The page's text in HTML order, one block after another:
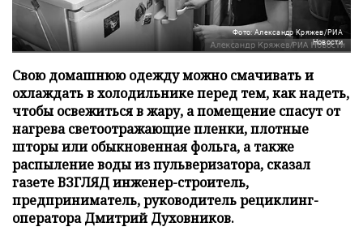
Фото: Александр Кряжев/РИА
Новости
Свою домашнюю одежду можно смачивать и
охлаждать в холодильнике перед тем, как надеть,
чтобы освежиться в жару, а помещение спасут от
нагрева светоотражающие пленки, плотные
шторы или обыкновенная фольга, а также
распыление воды из пульверизатора, сказал
газете ВЗГЛЯД инженер-строитель,
предприниматель, руководитель рециклинг-
оператора Дмитрий Духовников.